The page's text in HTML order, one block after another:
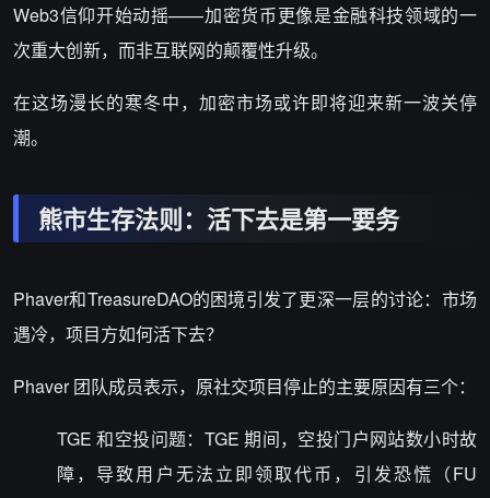
Web3信仰开始动摇——加密货币更像是金融科技领域的一
次重大创新，而非互联网的颠覆性升级。
在这场漫长的寒冬中，加密市场或许即将迎来新一波关停
潮。
熊市生存法则：活下去是第一要务
Phaver和TreasureDAO的困境引发了更深一层的讨论：市场
遇冷，项目方如何活下去？
Phaver 团队成员表示，原社交项目停止的主要原因有三个：
TGE 和空投问题：TGE 期间，空投门户网站数小时故
障，导致用户无法立即领取代币，引发恐慌（FU